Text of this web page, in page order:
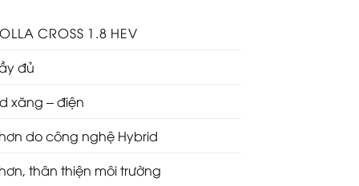
CROSS 1.8 HEV
đủ
xăng – điện
do công nghệ Hybrid
thân thiện môi trường